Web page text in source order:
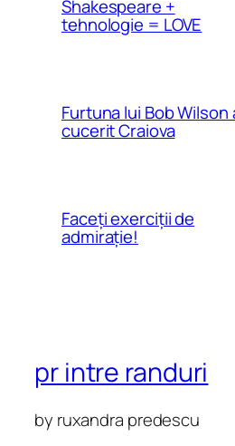
Shakespeare +
tehnologie = LOVE
Furtuna lui Bob Wilson
cucerit Craiova
Faceți exerciții de
admirație!
pr intre randuri
by ruxandra predescu